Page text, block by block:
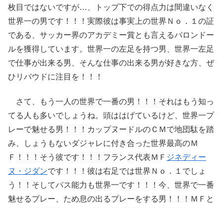
枚目ではないですが…、トップ下での得点力は間違いなく
世界一の男です！！！実際彼は事実上の世界Ｎｏ．１の証
である、サッカー界のアカデミー賞とも言えるバロンドー
ルを獲得しています。世界一の左足を持つ男、世界一左足
で仕事が出来る男、そんな仕事の出来る男が好きな方、ぜ
ひリバウドに注目を！！！
さて、もう一人の世界で一番の男！！！それはもう知っ
てる人も多いでしょうね。頭ははげているけど、世界一プ
レーで魅せる男！！！カップヌードルのＣＭで地団駄を踏
み、しょうもないダジャレに付き合った世界最高のＭ
Ｆ！！！そう彼です！！！フランス代表ＭＦ ジネディー
ヌ・ジダンです！！！彼は右足では世界Ｎｏ．１でしょ
う！！そしてパス能力も世界一です！！！今、世界で一番
魅せるプレー、ため息の出るプレーをする男！！！ＭＦと